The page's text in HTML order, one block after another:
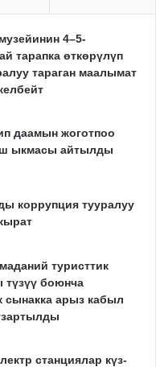
4–5-
тарапка өткөрүлүп
тараган маалымат
даамын жоготпоо
ыкмасы айтылды
коррупция тууралуу
туристтик
түзүү боюнча
сынакка арыз кабыл
станциялар күз-